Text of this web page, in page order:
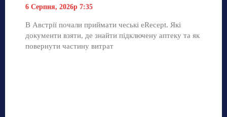
6 Серпня, 2026р 7:35
В Австрії почали приймати чеські eRecept. Які
документи взяти, де знайти підключену аптеку та як
повернути частину витрат